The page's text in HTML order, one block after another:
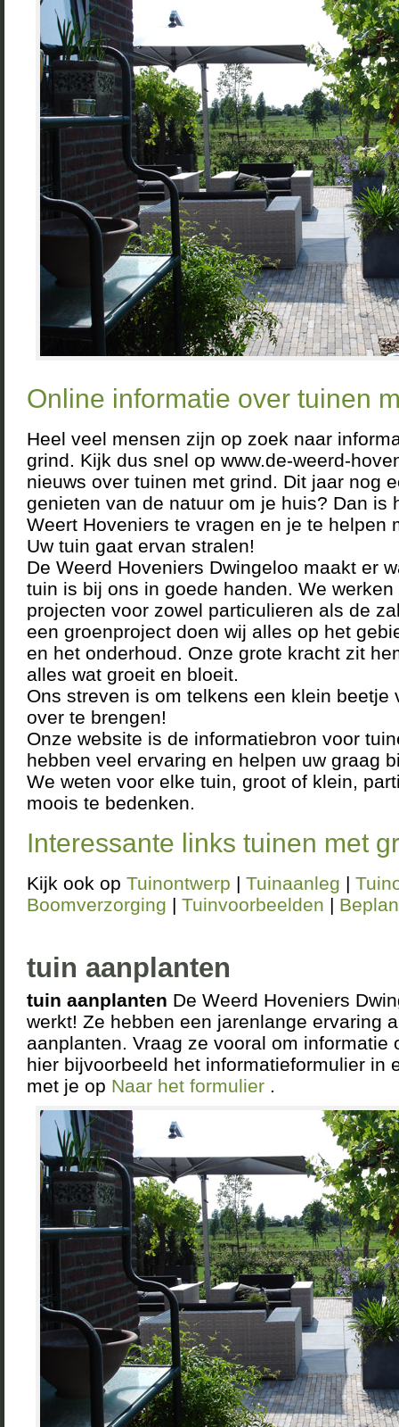
Online informatie over tuinen
Heel veel mensen zijn op zoek naar
grind. Kijk dus snel op www.de-weerd-
nieuws over tuinen met grind. Dit jaar nog
genieten van de natuur om je huis? Dan is
Weert Hoveniers te vragen en je te helpen
Uw tuin gaat ervan stralen!
De Weerd Hoveniers Dwingeloo maakt er
tuin is bij ons in goede handen. We
projecten voor zowel particulieren als de
een groenproject doen wij alles op het
en het onderhoud. Onze grote kracht zit
alles wat groeit en bloeit.
Ons streven is om telkens een klein beetje
over te brengen!
Onze website is de informatiebron voor
hebben veel ervaring en helpen uw graag
We weten voor elke tuin, groot of klein,
moois te bedenken.
Interessante links tuinen met
Kijk ook op Tuinontwerp | Tuinaanleg |
Boomverzorging | Tuinvoorbeelden |
tuin aanplanten
tuin aanplanten De Weerd Hoveniers
werkt! Ze hebben een jarenlange ervaring
aanplanten. Vraag ze vooral om informatie
hier bijvoorbeeld het informatieformulier in
met je op Naar het formulier .